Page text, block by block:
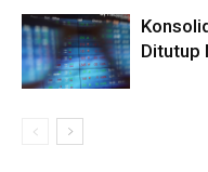
Ditutup